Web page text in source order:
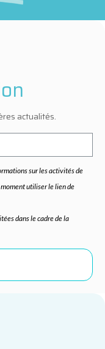
actualités.
sur les activités de
utiliser le lien de
dans le cadre de la